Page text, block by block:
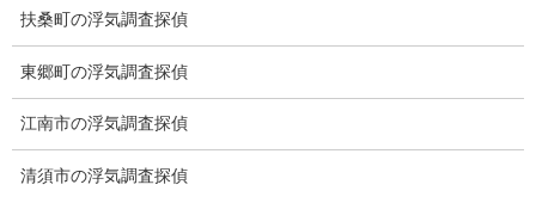
ワンストップサービス
アフターフォロー
ミライリサーチのお約束
扶桑町の浮気調査探偵
東郷町の浮気調査探偵
江南市の浮気調査探偵
清須市の浮気調査探偵